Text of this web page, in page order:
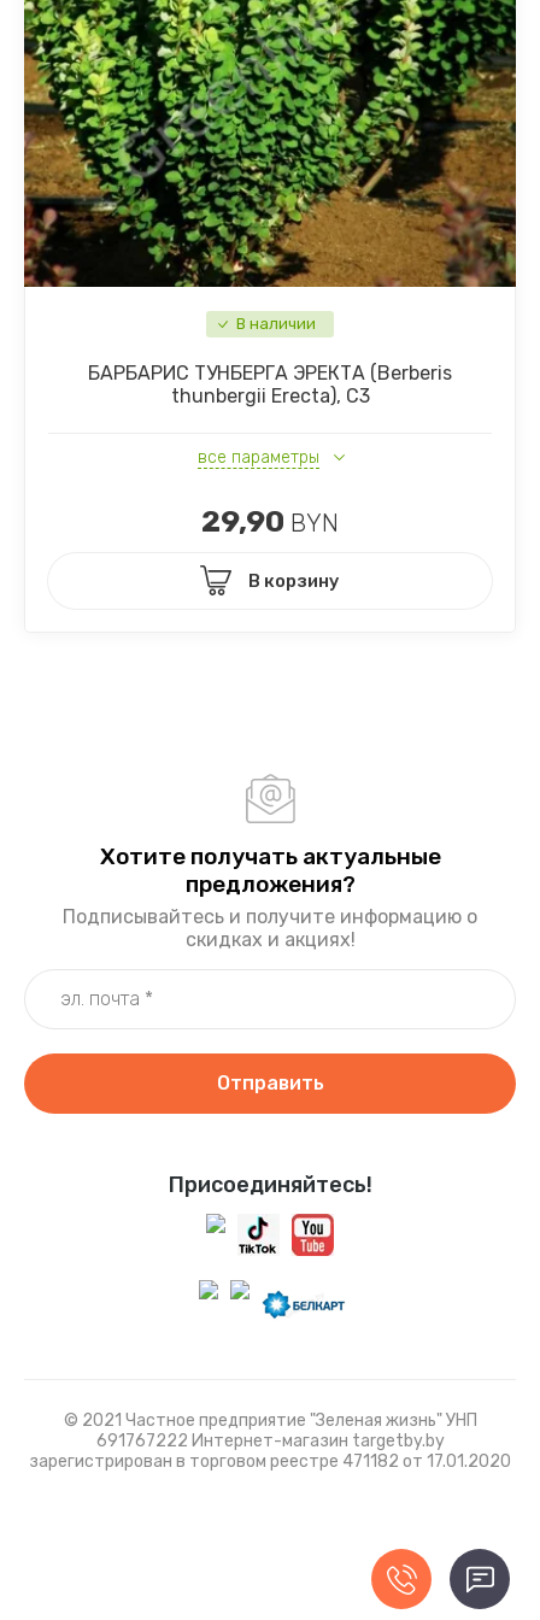
деревья и кустарники, саженцы
стелящиеся растения
и злаки
В наличии
БАРБАРИС ТУНБЕРГА ЭРЕКТА (Berberis
thunbergii Erecta), С3
все параметры
29,90 BYN
В корзину
Присоединяйтесь!
Хотите получать актуальные
предложения?
Подписывайтесь и получите информацию о
скидках и акциях!
Отправить
© 2021 Частное предприятие "Зеленая жизнь" УНП
691767222 Интернет-магазин targetby.by
зарегистрирован в торговом реестре 471182 от 17.01.2020